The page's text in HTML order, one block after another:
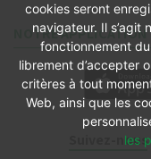
Suivez-nous
NOTRE APPLICATION
cookies seront
navigateur. Il s’agit
fonctionnement
librement d’accepter
critères à tout
Web, ainsi que les
les